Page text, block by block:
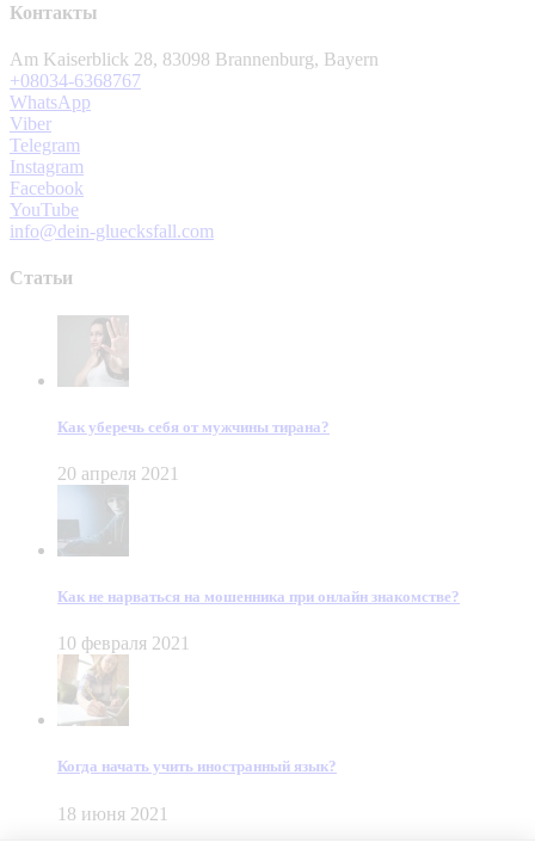
Контакты
Am Kaiserblick 28, 83098 Brannenburg, Bayern
+08034-6368767
WhatsApp
Viber
Telegram
Instagram
Facebook
YouTube
info@dein-gluecksfall.com
Статьи
Как уберечь себя от мужчины тирана?
20 апреля 2021
Как не нарваться на мошенника при онлайн знакомстве?
10 февраля 2021
Когда начать учить иностранный язык?
18 июня 2021